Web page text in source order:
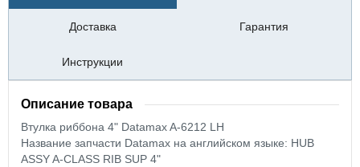
Доставка Гарантия
Инструкции
Описание товара
Втулка риббона 4" Datamax A-6212 LH
Название запчасти Datamax на английском языке: HUB
ASSY A-CLASS RIB SUP 4"